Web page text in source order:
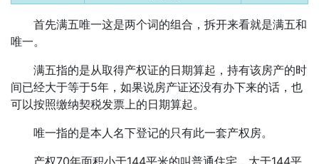
首先满五唯一这是两个词的组合，拆开来看就是满五和
唯一。
满五指的是从取得产权证的日期算起，持有该房产的时
间已经大于等于5年，如果说房产证还没有办下来的话，也
可以按照缴纳契税发票上的日期算起。
唯一指的是本人名下登记的只有此一套产权房。
产权70年面积小于144平米的叫普通住宅，大于144平